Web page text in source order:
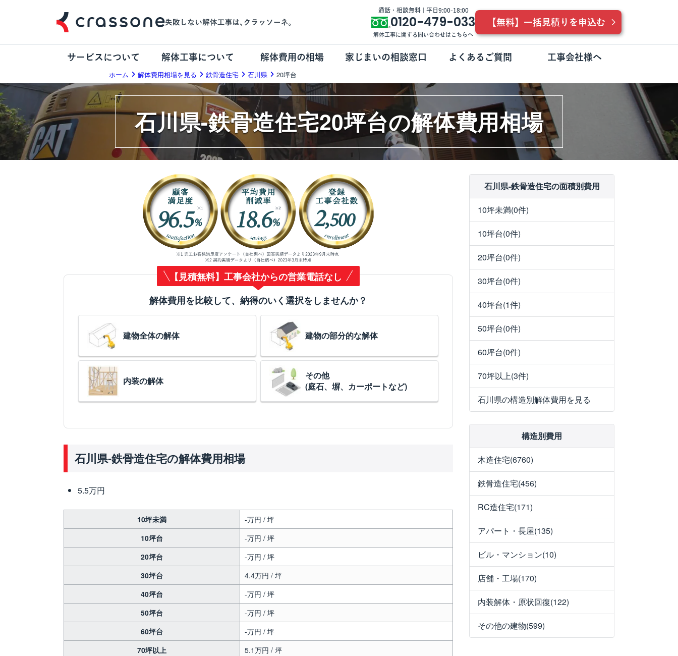
通話・相談無料 | 平日9:00-18:00
0120-479-033
解体工事に関する問い合わせはこちらへ
【無料】一括見積りを申込む
サービスについて 解体工事について 解体費用の相場 家じまいの相談窓口 よくあるご質問 工事会社様へ
ホーム 解体費用相場を見る 鉄骨造住宅 石川県 20坪台
石川県-鉄骨造住宅20坪台の解体費用相場
【見積無料】工事会社からの営業電話なし
解体費用を比較して、納得のいく選択をしませんか？
建物全体の解体 建物の部分的な解体
内装の解体
その他
(庭石、塀、カーポートなど)
石川県-鉄骨造住宅の解体費用相場
5.5万円
10坪未満
-万円 / 坪
10坪台
-万円 / 坪
20坪台
-万円 / 坪
30坪台
4.4万円 / 坪
40坪台
-万円 / 坪
50坪台
-万円 / 坪
60坪台
-万円 / 坪
70坪以上
5.1万円 / 坪
石川県-鉄骨造住宅の面積別費用
10坪未満(0件)
10坪台(0件)
20坪台(0件)
30坪台(0件)
40坪台(1件)
50坪台(0件)
60坪台(0件)
70坪以上(3件)
石川県の構造別解体費用を見る
構造別費用
木造住宅(6760)
鉄骨造住宅(456)
RC造住宅(171)
アパート・長屋(135)
ビル・マンション(10)
店舗・工場(170)
内装解体・原状回復(122)
その他の建物(599)